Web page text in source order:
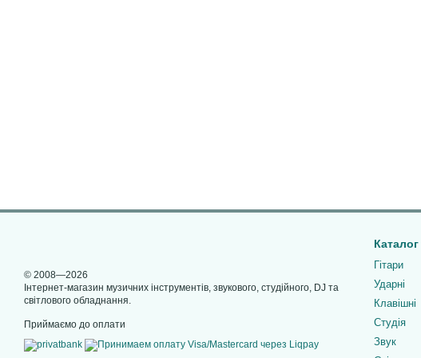
© 2008—2026
Інтернет-магазин музичних інструментів, звукового, студійного, DJ та
світлового обладнання.
Приймаємо до оплати
Каталог
Гітари
Ударні
Клавішні
Студія
Звук